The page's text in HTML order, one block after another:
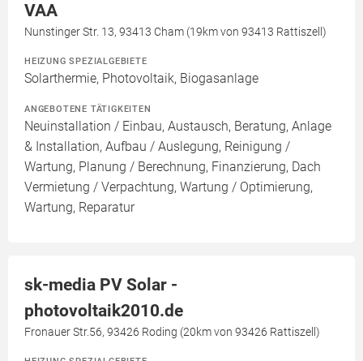
VAA
Nunstinger Str. 13, 93413 Cham (19km von 93413 Rattiszell)
HEIZUNG SPEZIALGEBIETE
Solarthermie, Photovoltaik, Biogasanlage
ANGEBOTENE TÄTIGKEITEN
Neuinstallation / Einbau, Austausch, Beratung, Anlage
& Installation, Aufbau / Auslegung, Reinigung /
Wartung, Planung / Berechnung, Finanzierung, Dach
Vermietung / Verpachtung, Wartung / Optimierung,
Wartung, Reparatur
sk-media PV Solar -
photovoltaik2010.de
Fronauer Str.56, 93426 Roding (20km von 93426 Rattiszell)